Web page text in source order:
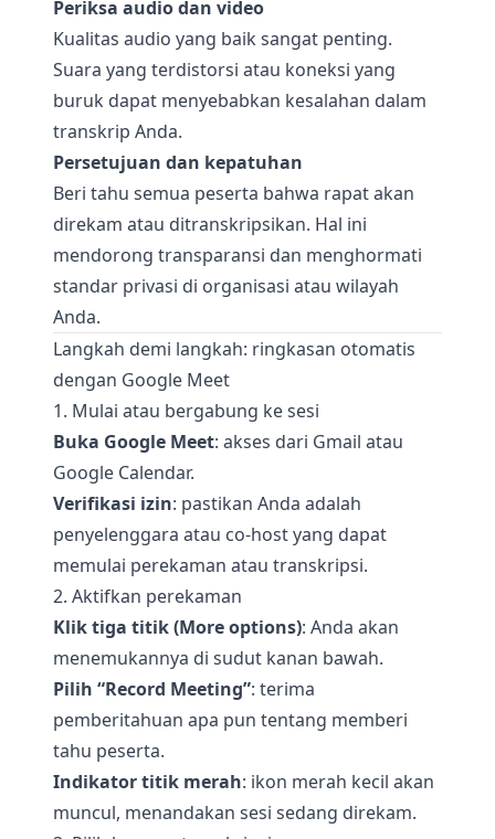
Periksa audio dan video
Kualitas audio yang baik sangat penting.
Suara yang terdistorsi atau koneksi yang
buruk dapat menyebabkan kesalahan dalam
transkrip Anda.
Persetujuan dan kepatuhan
Beri tahu semua peserta bahwa rapat akan
direkam atau ditranskripsikan. Hal ini
mendorong transparansi dan menghormati
standar privasi di organisasi atau wilayah
Anda.
Langkah demi langkah: ringkasan otomatis
dengan Google Meet
1. Mulai atau bergabung ke sesi
Buka Google Meet: akses dari Gmail atau
Google Calendar.
Verifikasi izin: pastikan Anda adalah
penyelenggara atau co-host yang dapat
memulai perekaman atau transkripsi.
2. Aktifkan perekaman
Klik tiga titik (More options): Anda akan
menemukannya di sudut kanan bawah.
Pilih “Record Meeting”: terima
pemberitahuan apa pun tentang memberi
tahu peserta.
Indikator titik merah: ikon merah kecil akan
muncul, menandakan sesi sedang direkam.